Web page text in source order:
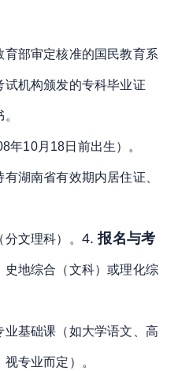
部审定核准的国民教育系
机构颁发的专科毕业证
。
年10月18日前出生） 。
湖南省有效期内居住证、
文理科） 。
地综合（文科）或理化综
基础课（如大学语文、高
专业而定） 。
4.报名与考